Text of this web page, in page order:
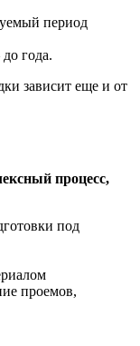
период
года.
зависит еще и от
процесс,
под
проемов,